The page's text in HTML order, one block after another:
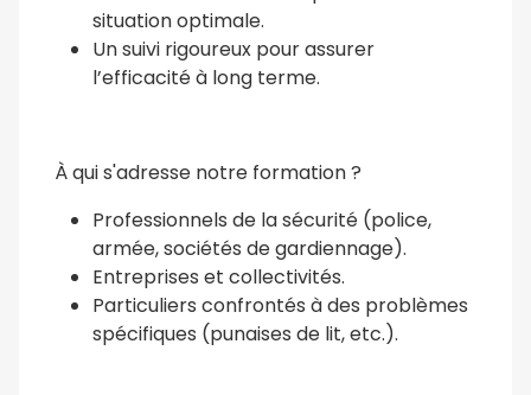
situation optimale.
Un suivi rigoureux pour assurer
l’efficacité à long terme.
À qui s'adresse notre formation ?
Professionnels de la sécurité (police,
armée, sociétés de gardiennage).
Entreprises et collectivités.
Particuliers confrontés à des problèmes
spécifiques (punaises de lit, etc.).